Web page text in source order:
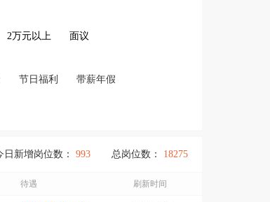
2万元以上 面议
节日福利 带薪年假
总岗位数： 18275
日新增岗位数： 993
待遇 刷新时间